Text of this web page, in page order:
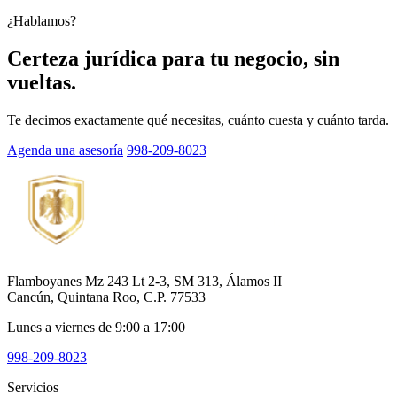
¿Hablamos?
Certeza jurídica para tu negocio, sin
vueltas.
Te decimos exactamente qué necesitas, cuánto cuesta y cuánto tarda.
Agenda una asesoría 998-209-8023
Flamboyanes Mz 243 Lt 2-3, SM 313, Álamos II
Cancún, Quintana Roo, C.P. 77533
Lunes a viernes de 9:00 a 17:00
998-209-8023
Servicios